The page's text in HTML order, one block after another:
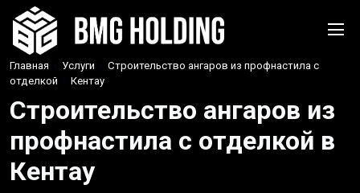
Главная › Услуги › Строительство ангаров из профнастила с
отделкой › Кентау
Строительство ангаров из
профнастила с отделкой в
Кентау